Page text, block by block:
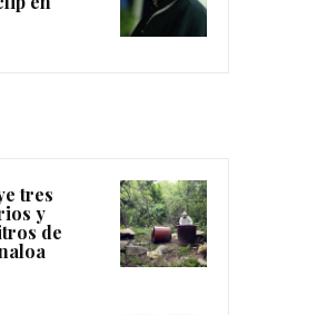
tres
y
de